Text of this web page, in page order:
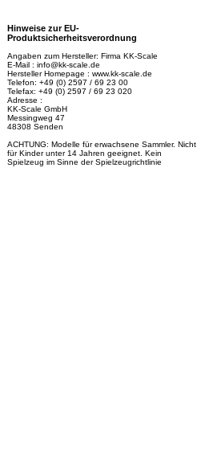
Hinweise zur EU-
Produktsicherheitsverordnung
Angaben zum Hersteller: Firma KK-Scale
E-Mail : info@kk-scale.de
Hersteller Homepage : www.kk-scale.de
Telefon: +49 (0) 2597 / 69 23 00
Telefax: +49 (0) 2597 / 69 23 020
Adresse :
KK-Scale GmbH
Messingweg 47
48308 Senden
ACHTUNG: Modelle für erwachsene Sammler. Nicht
für Kinder unter 14 Jahren geeignet. Kein
Spielzeug im Sinne der Spielzeugrichtlinie